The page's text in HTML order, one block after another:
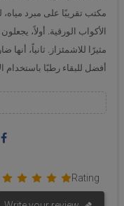
مكتب تقريبًا على مبرد
الأكواب الورقية. أولاً،
مثيرًا للاشمئزاز. ثانياً،
أفضل للبقاء رطبًا باستخدام
Rating